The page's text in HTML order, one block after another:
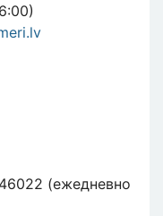
(ежедневно